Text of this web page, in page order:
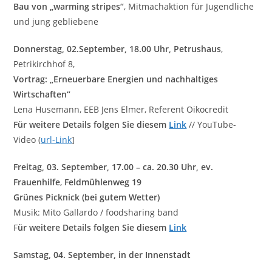
Bau von „warming stripes“, Mitmachaktion für Jugendliche
und jung gebliebene
Donnerstag, 02.September, 18.00 Uhr, Petrushaus,
Petrikirchhof 8,
Vortrag:
„Erneuerbare Energien und nachhaltiges
Wirtschaften“
Lena Husemann, EEB Jens Elmer, Referent Oikocredit
Für weitere Details folgen Sie diesem Link // YouTube-
Video (url-Link]
Freitag, 03. September, 17.00 – ca. 20.30 Uhr, ev.
Frauenhilfe, Feldmühlenweg 19
Grünes Picknick (bei gutem Wetter)
Musik: Mito Gallardo / foodsharing band
Für weitere Details folgen Sie diesem Link
Samstag, 04. September, in der Innenstadt